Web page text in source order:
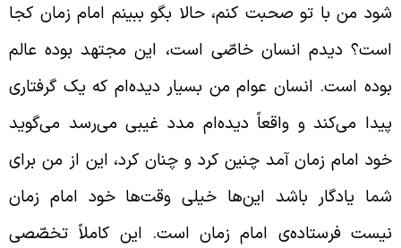
من با تو صحبت کنم، حالا بگو ببینم امام زمان کجا
دیدم انسان خاصّی است، این مجتهد بوده عالم
است. انسان عوام من بسیار دیده‌ام که یک گرفتاری
می‌کند و واقعاً دیده‌ام مدد غیبی می‌رسد می‌گوید
امام زمان آمد چنین کرد و چنان کرد، این از من برای
یادگار باشد این‌ها خیلی وقت‌ها خود امام زمان
فرستاده‌ی امام زمان است. این کاملاً تخصّصی